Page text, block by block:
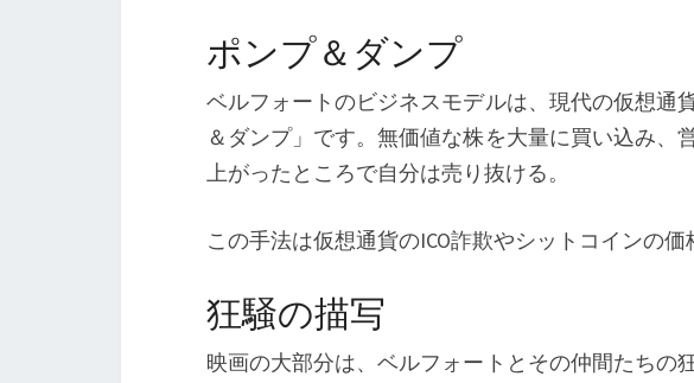
ポンプ＆ダンプ
ベルフォートのビジネスモデルは、現代の仮想通
＆ダンプ」です。無価値な株を大量に買い込み、
上がったところで自分は売り抜ける。
この手法は仮想通貨のICO詐欺やシットコインの価
狂騒の描写
映画の大部分は、ベルフォートとその仲間たちの